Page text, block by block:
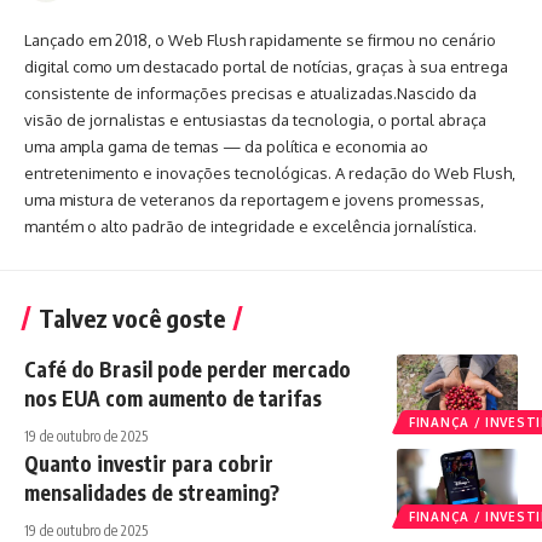
Lançado em 2018, o Web Flush rapidamente se firmou no cenário
digital como um destacado portal de notícias, graças à sua entrega
consistente de informações precisas e atualizadas.Nascido da
visão de jornalistas e entusiastas da tecnologia, o portal abraça
uma ampla gama de temas — da política e economia ao
entretenimento e inovações tecnológicas. A redação do Web Flush,
uma mistura de veteranos da reportagem e jovens promessas,
mantém o alto padrão de integridade e excelência jornalística.
Talvez você goste
FINANÇA /
Café do Brasil pode perder mercado
nos EUA com aumento de tarifas
19 de outubro de 2025
FINANÇA /
Quanto investir para cobrir
mensalidades de streaming?
19 de outubro de 2025